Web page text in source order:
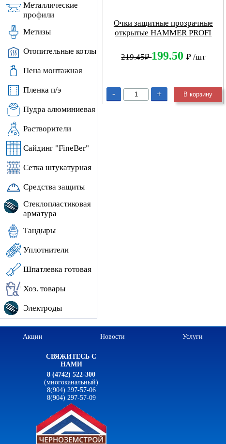
Металлические
профили
Метизы
Отопительные котлы
Пена монтажная
Пленка п/э
Пудра алюминиевая
Растворители
Сайдинг "FineBer"
Сетка штукатурная
Средства защиты
Стеклопластиковая
арматура
Тандыры
Уплотнители
Шпатлевка готовая
Хоз. товары
Электроды
Очки защитные прозрачные
открытые HAMMER PROFI
219.45₽199.50₽/шт
- + В корзину
Акции Новости Услуги
СВЯЖИТЕСЬ С
НАМИ
8 (4742) 522-300
(многоканальный)
8(904) 297-57-06
8(904) 297-57-09